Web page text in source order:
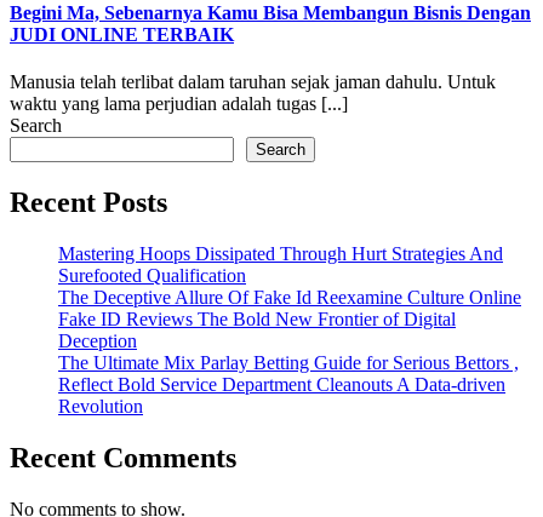
Begini Ma, Sebenarnya Kamu Bisa Membangun Bisnis Dengan
JUDI ONLINE TERBAIK
Manusia telah terlibat dalam taruhan sejak jaman dahulu. Untuk
waktu yang lama perjudian adalah tugas [...]
Search
Search
Recent Posts
Mastering Hoops Dissipated Through Hurt Strategies And
Surefooted Qualification
The Deceptive Allure Of Fake Id Reexamine Culture Online
Fake ID Reviews The Bold New Frontier of Digital
Deception
The Ultimate Mix Parlay Betting Guide for Serious Bettors ,
Reflect Bold Service Department Cleanouts A Data-driven
Revolution
Recent Comments
No comments to show.